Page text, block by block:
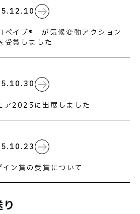
ペイブ®」が気候変動アクション
受賞しました
ア2025に出展しました
ン賞の受賞について